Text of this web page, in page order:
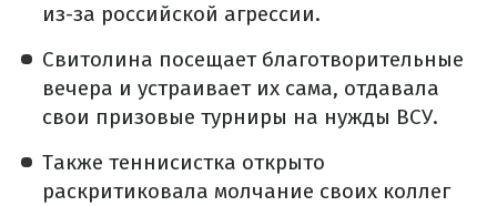
из-за российской агрессии.
Свитолина посещает благотворительные
вечера и устраивает их сама, отдавала
свои призовые турниры на нужды ВСУ.
Также теннисистка открыто
раскритиковала молчание своих коллег